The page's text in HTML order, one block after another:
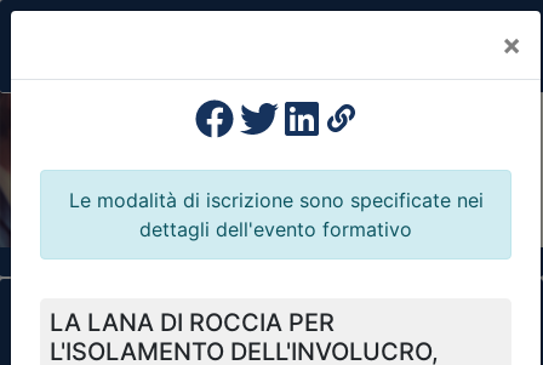
×
Previous
Il portale della formazione per Ordini e